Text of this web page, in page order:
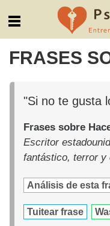
FRASES
"Si no te gusta
Frases sobre
Escritor
fantástico, terror y
Análisis de esta
Tuitear frase